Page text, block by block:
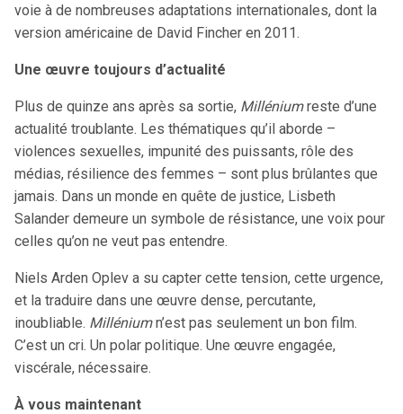
voie à de nombreuses adaptations internationales, dont la
version américaine de David Fincher en 2011.
Une œuvre toujours d’actualité
Plus de quinze ans après sa sortie, Milléniumreste d’une
actualité troublante. Les thématiques qu’il aborde –
violences sexuelles, impunité des puissants, rôle des
médias, résilience des femmes – sont plus brûlantes que
jamais. Dans un monde en quête de justice, Lisbeth
Salander demeure un symbole de résistance, une voix pour
celles qu’on ne veut pas entendre.
Niels Arden Oplev a su capter cette tension, cette urgence,
et la traduire dans une œuvre dense, percutante,
inoubliable. Milléniumn’est pas seulement un bon film.
C’est un cri. Un polar politique. Une œuvre engagée,
viscérale, nécessaire.
À vous maintenant